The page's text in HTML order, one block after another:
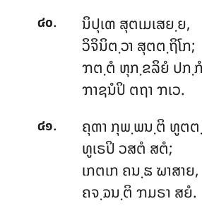
໔໐. ນິປຸເຓ ສຸຕເມເສຍ຺ຍ,
ວິຈິນິຕ຺ວາ ສຸຕຕ຺ຖິໂກ;
ຠຕ຺ຕໍ ຫຸກ຺ຂລິຍໍ ປກ຺
ຠາຊນໍປິ ຕຖາ ຠເວ.
໔໑.
ຄຸຓາ ກຸພ຺ພນ຺ຕິ ທູຕ
ທູເຣປິ ວສຕໍ ສຕໍ;
ເກຕເກ ຄນ຺ຘ ຆາສາຍ,
ຄຈ຺ຉນ຺ຕິ ຠມຣາ ສຍໍ.